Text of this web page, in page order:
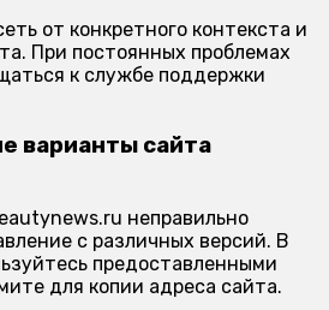
от конкретного контекста и
При постоянных проблемах
к службе поддержки
варианты сайта
неправильно
с различных версий. В
предоставленными
для копии адреса сайта.